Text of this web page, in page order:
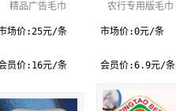
精品广告毛巾
场价:25元/条
员价:16元/条
农行专用版毛巾
市场价:0元/条
会员价:6.9元/条